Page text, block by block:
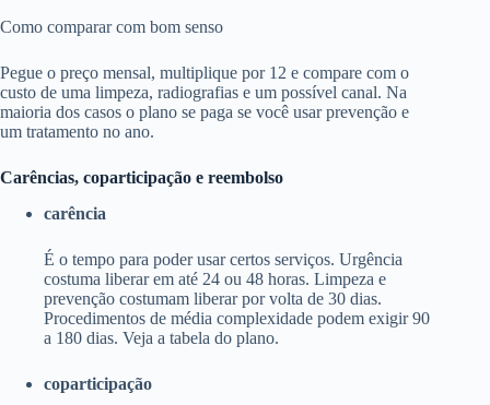
Como comparar com bom senso
Pegue o preço mensal, multiplique por 12 e compare com o
custo de uma limpeza, radiografias e um possível canal. Na
maioria dos casos o plano se paga se você usar prevenção e
um tratamento no ano.
Carências, coparticipação e reembolso
carência
É o tempo para poder usar certos serviços. Urgência
costuma liberar em até 24 ou 48 horas. Limpeza e
prevenção costumam liberar por volta de 30 dias.
Procedimentos de média complexidade podem exigir 90
a 180 dias. Veja a tabela do plano.
coparticipação